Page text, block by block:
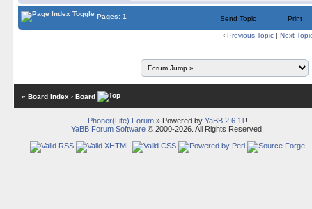
Pages: 1 Send Topic Print
‹ Previous Topic | Next
« Board Index ‹ Board
Phoner(Lite) Forum» Powered by YaBB 2.6.11 !
YaBB Forum Software© 2000-2026. All Rights Reserved.